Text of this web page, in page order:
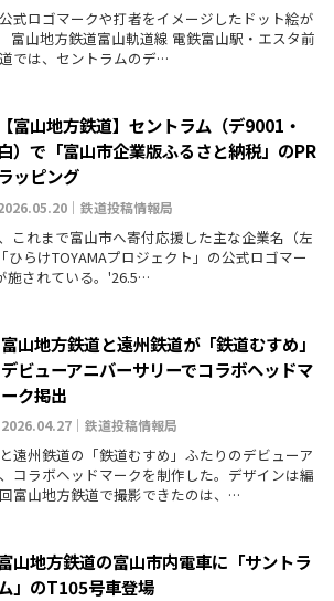
式ロゴマークや打者をイメージしたドット絵が
山地方鉄道富山軌道線 電鉄富山駅・エスタ前
では、セントラムのデ…
【富山地方鉄道】セントラム（デ9001・
白）で「富山市企業版ふるさと納税」のPR
ラッピング
｜鉄道投稿情報局
これまで富山市へ寄付応援した主な企業名（左
らけTOYAMAプロジェクト」の公式ロゴマー
施されている。'26.5…
富山地方鉄道と遠州鉄道が「鉄道むすめ」
デビューアニバーサリーでコラボヘッドマ
ーク掲出
2026.04.27｜鉄道投稿情報局
遠州鉄道の「鉄道むすめ」ふたりのデビューア
コラボヘッドマークを制作した。デザインは編
富山地方鉄道で撮影できたのは、…
山地方鉄道の富山市内電車に「サントラ
」のT105号車登場